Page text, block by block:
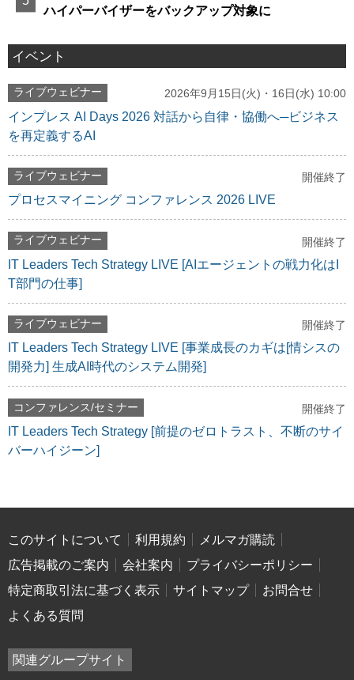
ハイパーバイザーをバックアップ対象に
イベント
ライブウェビナー 2026年9月15日(火)・16日(水) 10:00
インプレス AI Days 2026 対話から自律・協働へ─ビジネス
を再定義するAI
ライブウェビナー 開催終了
プロセスマイニング コンファレンス 2026 LIVE
ライブウェビナー 開催終了
IT Leaders Tech Strategy LIVE [AIエージェントの戦力化はI
T部門の仕事]
ライブウェビナー 開催終了
IT Leaders Tech Strategy LIVE [事業成長のカギは[情シスの
開発力] 生成AI時代のシステム開発]
コンファレンス/セミナー 開催終了
IT Leaders Tech Strategy [前提のゼロトラスト、不断のサイ
バーハイジーン]
このサイトについて 利用規約
メルマガ購読
広告掲載のご案内
会社案内
プライバシーポリシー
特定商取引法に基づく表示
サイトマップ
お問合せ
よくある質問
関連グループサイト